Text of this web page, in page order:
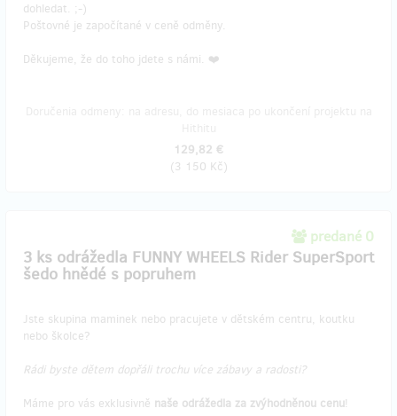
dohledat. ;-)
Poštovné je započítané v ceně odměny.
Děkujeme, že do toho jdete s námi. ❤️
129,82 €
(3 150 Kč)
predané 0
3 ks odrážedla FUNNY WHEELS Rider SuperSport
šedo hnědé s popruhem
Jste skupina maminek nebo pracujete v dětském centru, koutku
nebo školce?
Rádi byste dětem dopřáli trochu více zábavy a radosti?
Máme pro vás exklusivně naše odrážedla za zvýhodněnou cenu!